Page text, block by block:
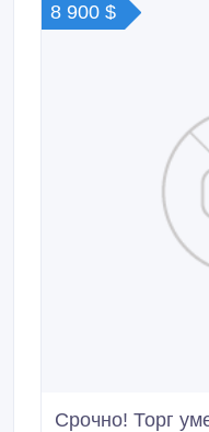
8 900 $
Срочно! Торг